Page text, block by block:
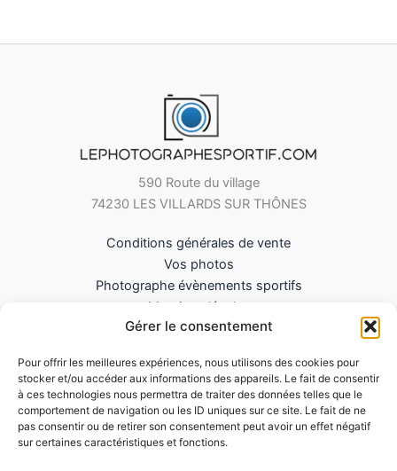
Gérer le consentement
Pour offrir les meilleures expériences, nous utilisons des cookies pour
stocker et/ou accéder aux informations des appareils. Le fait de consentir
à ces technologies nous permettra de traiter des données telles que le
comportement de navigation ou les ID uniques sur ce site. Le fait de ne
pas consentir ou de retirer son consentement peut avoir un effet négatif
sur certaines caractéristiques et fonctions.
590 Route du village
74230 LES VILLARDS SUR THÔNES
Conditions générales de vente
Vos photos
Photographe évènements sportifs
Mentions légales
Mes Téléchargements
Politique de cookies (UE)